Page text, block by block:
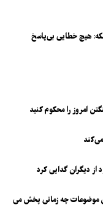
هیچ خطایی بی‌پاسخ
امروز را محکوم کنید
از دیگران گدایی کرد
موضوعات چه زمانی پخش می